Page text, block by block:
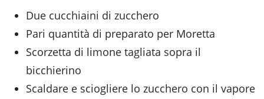
Due cucchiaini di zucchero
Pari quantità di preparato per Moretta
Scorzetta di limone tagliata sopra il
bicchierino
Scaldare e sciogliere lo zucchero con il vapore